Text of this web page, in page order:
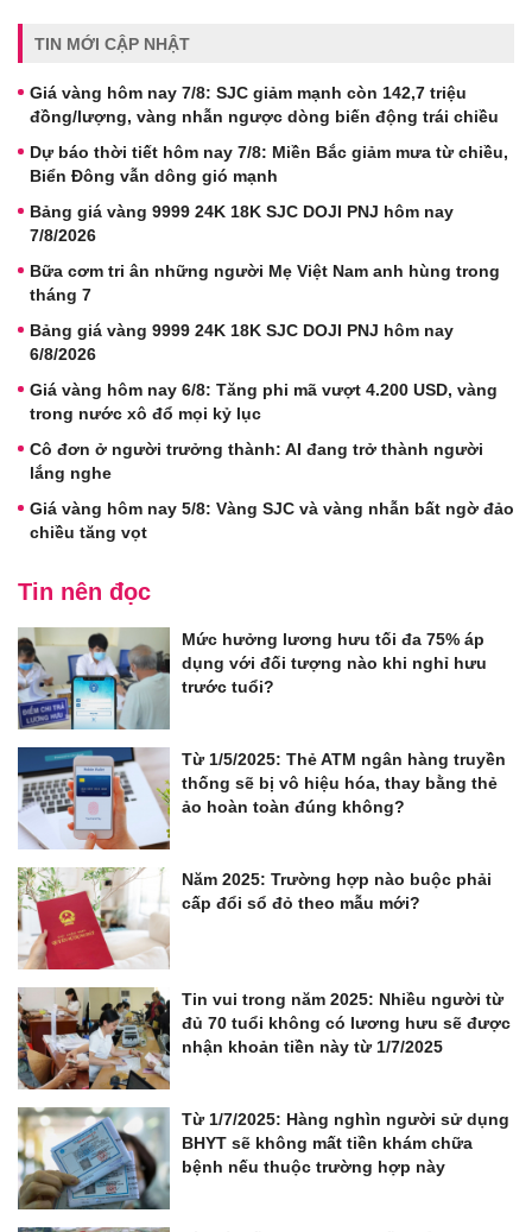
TIN MỚI CẬP NHẬT
Giá vàng hôm nay 7/8: SJC giảm mạnh còn 142,7 triệu
đồng/lượng, vàng nhẫn ngược dòng biến động trái chiều
Dự báo thời tiết hôm nay 7/8: Miền Bắc giảm mưa từ chiều,
Biển Đông vẫn dông gió mạnh
Bảng giá vàng 9999 24K 18K SJC DOJI PNJ hôm nay
7/8/2026
Bữa cơm tri ân những người Mẹ Việt Nam anh hùng trong
tháng 7
Bảng giá vàng 9999 24K 18K SJC DOJI PNJ hôm nay
6/8/2026
Giá vàng hôm nay 6/8: Tăng phi mã vượt 4.200 USD, vàng
trong nước xô đổ mọi kỷ lục
Cô đơn ở người trưởng thành: AI đang trở thành người
lắng nghe
Giá vàng hôm nay 5/8: Vàng SJC và vàng nhẫn bất ngờ đảo
chiều tăng vọt
Tin nên đọc
Mức hưởng lương hưu tối đa 75% áp
dụng với đối tượng nào khi nghỉ hưu
trước tuổi?
Từ 1/5/2025: Thẻ ATM ngân hàng truyền
thống sẽ bị vô hiệu hóa, thay bằng thẻ
ảo hoàn toàn đúng không?
Năm 2025: Trường hợp nào buộc phải
cấp đổi sổ đỏ theo mẫu mới?
Tin vui trong năm 2025: Nhiều người từ
đủ 70 tuổi không có lương hưu sẽ được
nhận khoản tiền này từ 1/7/2025
Từ 1/7/2025: Hàng nghìn người sử dụng
BHYT sẽ không mất tiền khám chữa
bệnh nếu thuộc trường hợp này